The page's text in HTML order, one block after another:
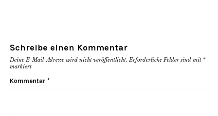
Schreibe einen Kommentar
Deine E-Mail-Adresse wird nicht veröffentlicht. Erforderliche Felder sind mit *
markiert
Kommentar *